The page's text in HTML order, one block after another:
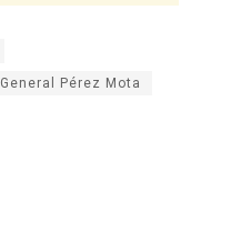
General Pérez Mota